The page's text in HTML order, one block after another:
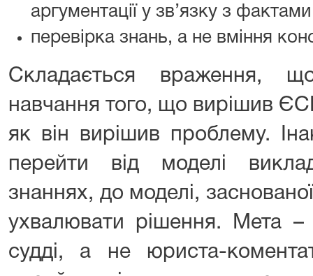
аргументації у зв’язку з
перевірка знань, а не вміння
Складається враження,
навчання того, що вирішив
як він вирішив проблему.
перейти від моделі
знаннях, до моделі,
ухвалювати рішення. Мета
судді, а не юриста-